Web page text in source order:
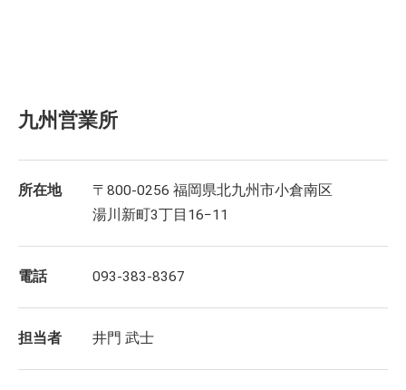
九州営業所
所在地
〒800-0256 福岡県北九州市小倉南区
湯川新町3丁目16−11
電話 093-383-8367
担当者 井門 武士